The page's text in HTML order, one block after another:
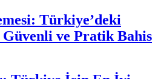
Türkiye’deki
ve Pratik Bahis